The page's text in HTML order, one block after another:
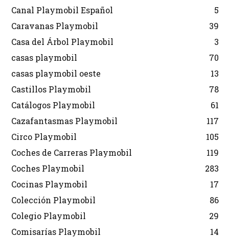
Canal Playmobil Español
5
Caravanas Playmobil
39
Casa del Árbol Playmobil
3
casas playmobil
70
casas playmobil oeste
13
Castillos Playmobil
78
Catálogos Playmobil
61
Cazafantasmas Playmobil
117
Circo Playmobil
105
Coches de Carreras Playmobil
119
Coches Playmobil
283
Cocinas Playmobil
17
Colección Playmobil
86
Colegio Playmobil
29
Comisarías Playmobil
14